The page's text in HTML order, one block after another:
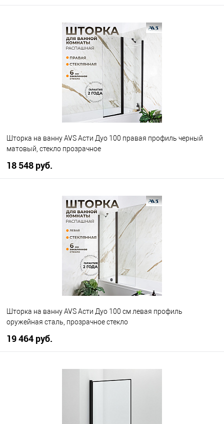
В наличии
Шторка на ванну AVS Асти Дуо 100 правая профиль черный
матовый, стекло прозрачное
18 548 руб.
В корзину
В наличии
Шторка на ванну AVS Асти Дуо 100 см левая профиль
оружейная сталь, прозрачное стекло
19 464 руб.
В корзину